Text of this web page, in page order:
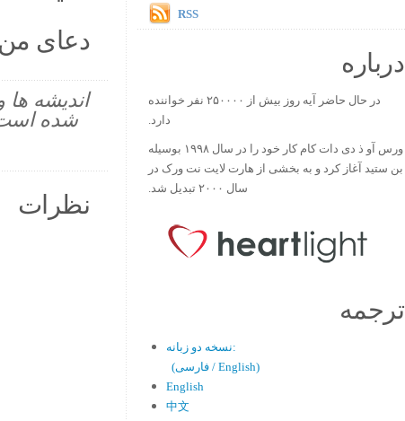
دعای من
اندیشه ها
شده
نظرات
RSS
درباره
در حال حاضر آیه روز بیش از ۲۵۰۰۰۰ نفر خواننده
دارد.
ورس آو ذ دی دات کام کار خود را در سال ۱۹۹۸ بوسیله
بن ستید آغاز کرد و به بخشی از هارت لایت نت ورک در
سال ۲۰۰۰ تبدیل شد.
ترجمه
نسخه دو زبانه:
(فارسی / English)
English
中文